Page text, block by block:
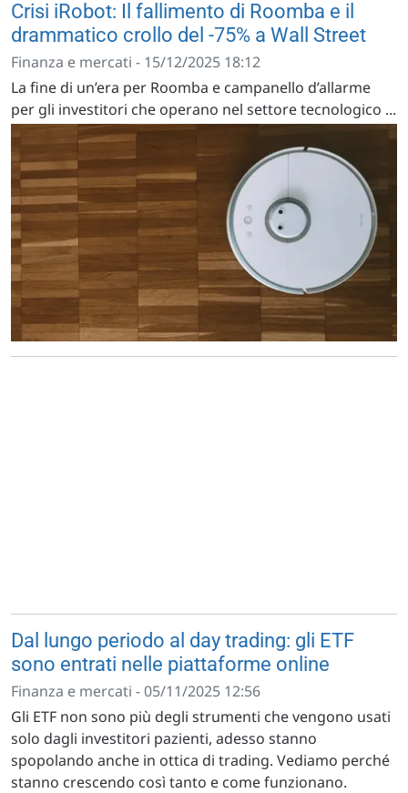
Crisi iRobot: Il fallimento di Roomba e il
drammatico crollo del -75% a Wall Street
Finanza e mercati - 15/12/2025 18:12
La fine di un’era per Roomba e campanello d’allarme
per gli investitori che operano nel settore tecnologico ...
Dal lungo periodo al day trading: gli ETF
sono entrati nelle piattaforme online
Finanza e mercati - 05/11/2025 12:56
Gli ETF non sono più degli strumenti che vengono usati
solo dagli investitori pazienti, adesso stanno
spopolando anche in ottica di trading. Vediamo perché
stanno crescendo così tanto e come funzionano.